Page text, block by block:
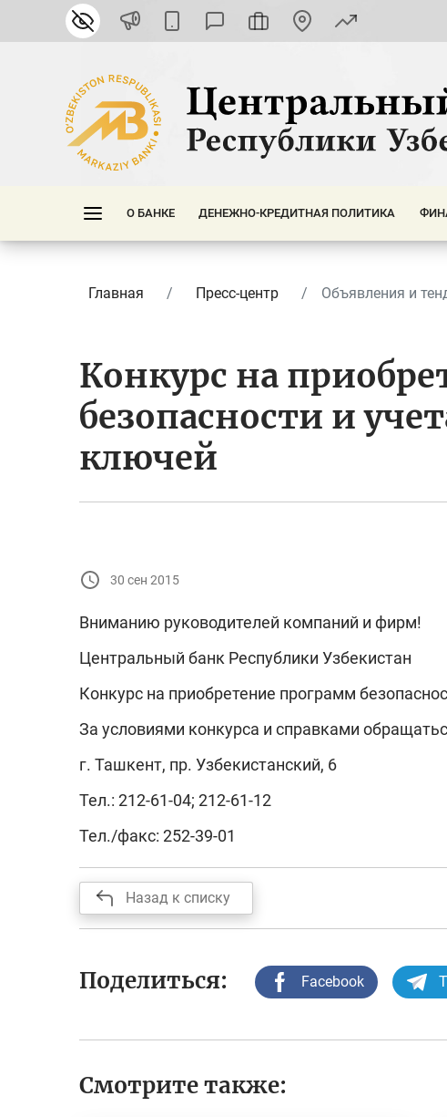
О БАНКЕ ДЕНЕЖНО-КРЕДИТНАЯ ПОЛИТИКА
Главная Пресс-центр Объявления и
Конкурс на
безопасности и
ключей
30 сен 2015
Вниманию руководителей компаний и фирм!
Центральный банк Республики Узбекистан
Конкурс на приобретение программ
За условиями конкурса и справками
г. Ташкент, пр. Узбекистанский, 6
Тел.: 212-61-04; 212-61-12
Тел./факс: 252-39-01
Назад к списку
Поделиться: Facebook
Смотрите также: